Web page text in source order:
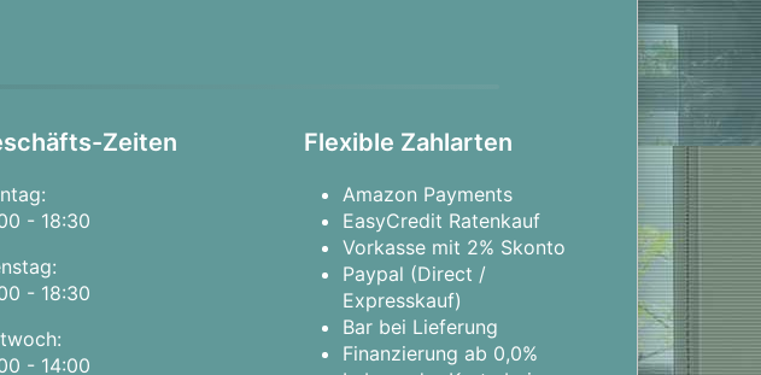
Zeiten
- 18:30
- 18:30
- 14:00
Flexible Zahlarten
Amazon Payments
EasyCredit Ratenkauf
Vorkasse mit 2% Skonto
Paypal (Direct /
Expresskauf)
Bar bei Lieferung
Finanzierung ab 0,0%